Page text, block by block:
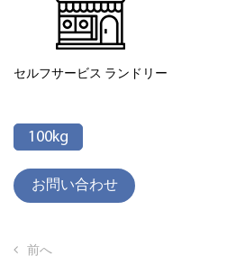
セルフサービス ランドリー
100kg
お問い合わせ
前へ